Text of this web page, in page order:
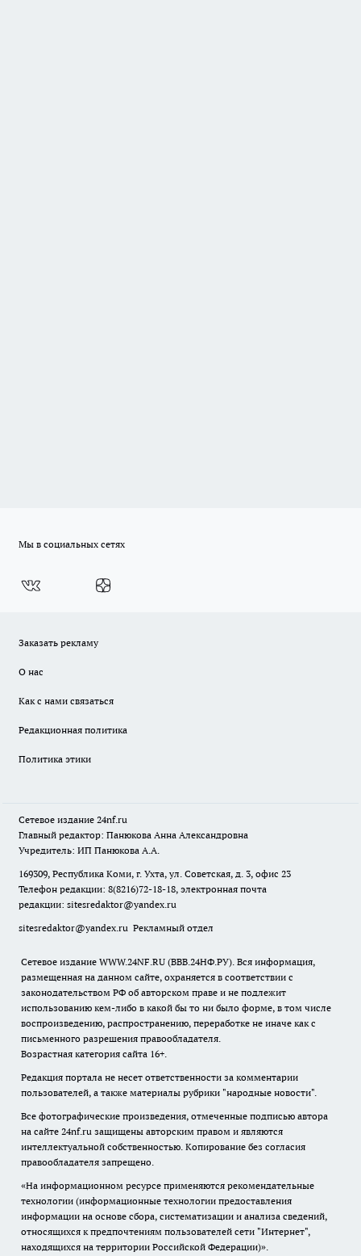
Мы в социальных сетях
Заказать рекламу
О нас
Как с нами связаться
Редакционная политика
Политика этики
Сетевое издание 24nf.ru
Главный редактор: Панюкова Анна Александровна
Учредитель: ИП Панюкова А.А.
169309, Республика Коми, г. Ухта, ул. Советская, д. 3, офис 23
Телефон редакции: 8(8216)72-18-18, электронная почта
редакции: sitesredaktor@yandex.ru
sitesredaktor@yandex.ru Рекламный отдел
Сетевое издание WWW.24NF.RU (ВВВ.24НФ.РУ). Вся информация,
размещенная на данном сайте, охраняется в соответствии с
законодательством РФ об авторском праве и не подлежит
использованию кем-либо в какой бы то ни было форме, в том числе
воспроизведению, распространению, переработке не иначе как с
письменного разрешения правообладателя.
Возрастная категория сайта 16+.
Редакция портала не несет ответственности за комментарии
пользователей, а также материалы рубрики "народные новости".
Все фотографические произведения, отмеченные подписью автора
на сайте 24nf.ru защищены авторским правом и являются
интеллектуальной собственностью. Копирование без согласия
правообладателя запрещено.
«На информационном ресурсе применяются рекомендательные
технологии (информационные технологии предоставления
информации на основе сбора, систематизации и анализа сведений,
относящихся к предпочтениям пользователей сети "Интернет",
находящихся на территории Российской Федерации)».